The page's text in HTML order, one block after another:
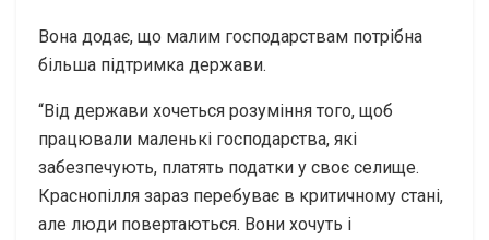
Вона додає, що малим господарствам потрібна
більша підтримка держави.
“Від держави хочеться розуміння того, щоб
працювали маленькі господарства, які
забезпечують, платять податки у своє селище.
Краснопілля зараз перебуває в критичному стані,
але люди повертаються. Вони хочуть і